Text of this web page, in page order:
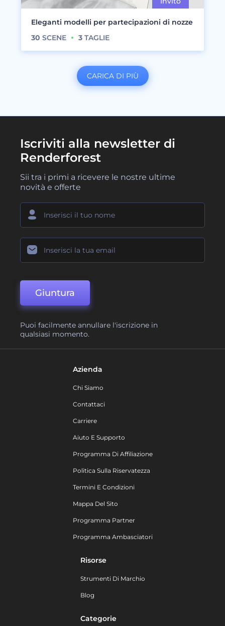
Eleganti modelli per partecipazioni di nozze
30 SCENE 3 TAGLIE
CARICA DI PIÙ
Iscriviti alla newsletter di
Renderforest
Sii tra i primi a ricevere le nostre ultime
novità e offerte
Giuntura
Puoi facilmente annullare l'iscrizione in
qualsiasi momento.
Azienda
Chi Siamo
Contattaci
Carriere
Aiuto E Supporto
Programma Di Affiliazione
Politica Sulla Riservatezza
Termini E Condizioni
Mappa Del Sito
Programma Partner
Programma Ambasciatori
Risorse
Strumenti Di Marchio
Blog
Categorie